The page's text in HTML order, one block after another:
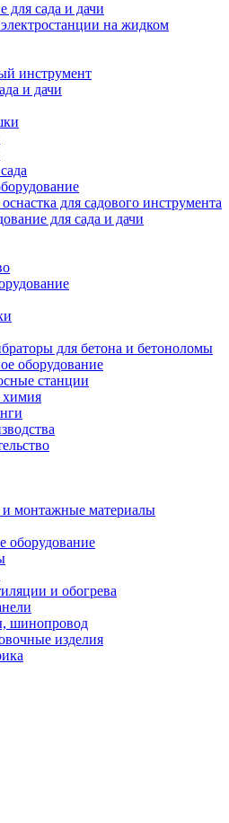
для сада и дачи
на жидком
инструмент
и дачи
для садового инструмента
для сада и дачи
для бетона и бетоноломы
оборудование
станции
химия
монтажные материалы
оборудование
и обогрева
шинопровод
изделия